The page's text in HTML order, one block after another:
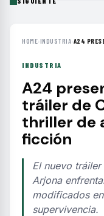
HOME›INDUSTRIA›A24
INDUSTRIA
A24
tráiler de
thriller de
ficción
El nuevo
Arjona
modificados
supervivencia.